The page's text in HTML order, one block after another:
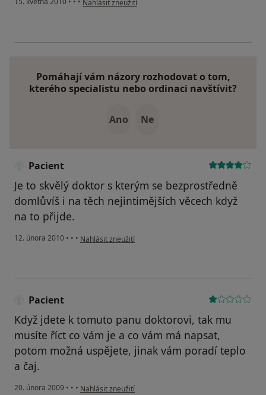
Nahlásit zneužití
Pomáhají vám názory rozhodovat o tom,
kterého specialistu nebo ordinaci navštívit?
Ano Ne
Pacient
Je to skvělý doktor s kterým se bezprostředně
domlůvíš i na těch nejintimějších věcech když
na to přijde.
12. února 2010 • • • podle názoru uživatele Pacient
Nahlásit zneužití
Pacient
Když jdete k tomuto panu doktorovi, tak mu
musíte říct co vám je a co vám má napsat,
potom možná uspějete, jinak vám poradí teplo
a čaj.
20. února 2009 • • • podle názoru uživatele Pacient
Nahlásit zneužití